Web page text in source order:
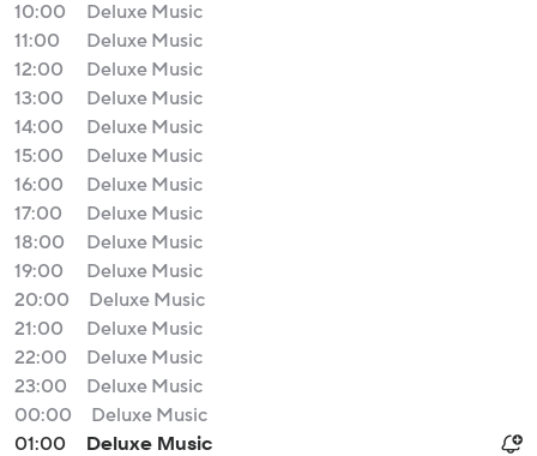
10:00
Deluxe Music
11:00
Deluxe Music
12:00
Deluxe Music
13:00
Deluxe Music
14:00
Deluxe Music
15:00
Deluxe Music
16:00
Deluxe Music
17:00
Deluxe Music
18:00
Deluxe Music
19:00
Deluxe Music
20:00
Deluxe Music
21:00
Deluxe Music
22:00
Deluxe Music
23:00
Deluxe Music
00:00
Deluxe Music
01:00
Deluxe Music